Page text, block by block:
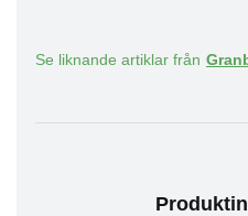
Se liknande artiklar från